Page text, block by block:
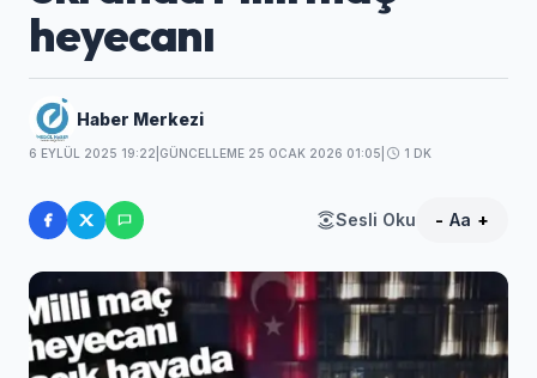
heyecanı
Haber Merkezi
6 EYLÜL 2025 19:22 GÜNCELLEME 25 OCAK 2026 01:05 1 DK
Sesli Oku - Aa +